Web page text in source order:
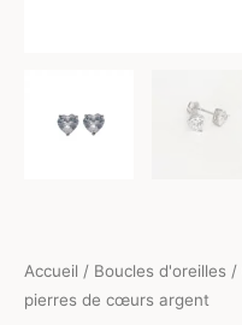
Accueil / Boucles d'oreilles /
pierres de cœurs argent